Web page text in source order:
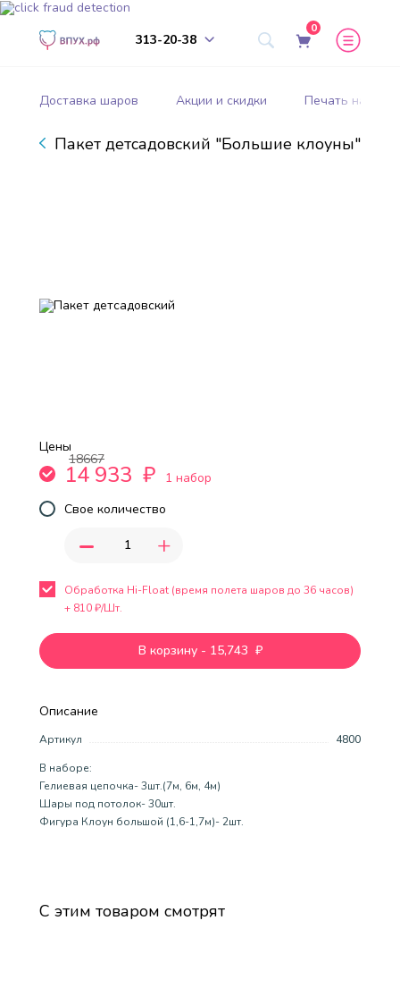
313-20-38
0
Доставка шаров Акции и скидки Печать на
Пакет детсадовский "Большие клоуны"
Описание
Артикул
4800
В наборе:
Гелиевая цепочка- 3шт.(7м, 6м, 4м)
Шары под потолок- 30шт.
Фигура Клоун большой (1,6-1,7м)- 2шт.
Цены
18667
14 933 ₽
1 набор
Свое количество
- +
Обработка Hi-Float (время полета шаров до 36 часов)
+ 810₽/Шт.
В корзину - 15,743 ₽
С этим товаром смотрят